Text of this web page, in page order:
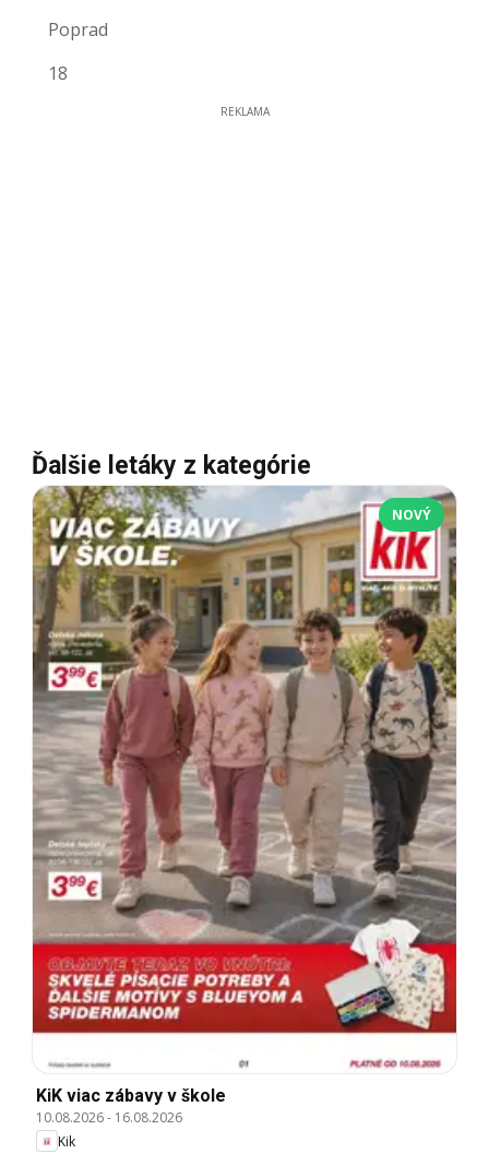
Poprad
18
REKLAMA
Ďalšie letáky z kategórie
NOVÝ
KiK viac zábavy v škole
10.08.2026- 16.08.2026
Kik